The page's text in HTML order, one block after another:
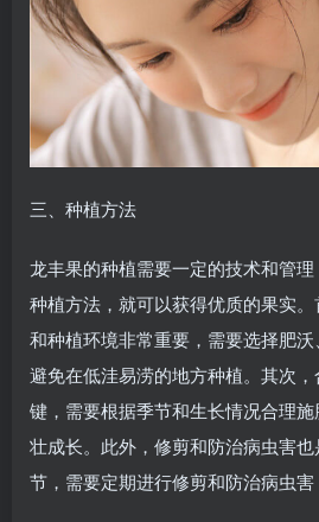
三、种植方法
龙丰果的种植需要一定的技术和管
种植方法，就可以获得优质的果实
和种植环境非常重要，需要选择肥
避免在低洼易涝的地方种植。其次
键，需要根据季节和生长情况合理
壮成长。此外，修剪和防治病虫害
节，需要定期进行修剪和防治病虫害